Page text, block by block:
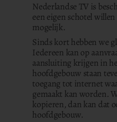
Nederlandse TV is
een eigen schotel
mogelijk.
Sinds kort hebben we
Iedereen kan op
aansluiting krijgen in
hoofdgebouw staan
toegang tot internet
gemaakt kan worden.
kopieren, dan kan dat
hoofdgebouw.